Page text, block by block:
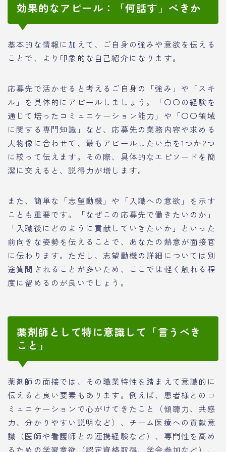
効果的なアピール：「何話す」べきか
基本的な情報に加えて、ご自身の強みや意欲を伝える
ことで、より印象的な自己紹介になります。
応募先で活かせると考えるご自身の「強み」や「スキ
ル」を具体的にアピールしましょう。「〇〇の経験を
通じて培ったコミュニケーション能力」や「〇〇領域
に関する専門知識」など、応募先の業務内容や求める
人物像に合わせて、最もアピールしたい点を1つか2つ
に絞って伝えます。その際、具体的なエピソードを簡
潔に交えると、説得力が増します。
また、簡単な「志望動機」や「入職への意欲」を示す
ことも重要です。「なぜこの応募先で働きたいのか」
「入職後にどのように貢献していきたいか」といった
前向きな姿勢を伝えることで、あなたの熱意が面接官
に伝わります。ただし、志望動機の詳細については別
途質問されることが多いため、ここでは軽く触れる程
度に留めるのが良いでしょう。
薬剤師として特に意識して「言うべき
こと」
薬剤師の面接では、その職業特性を踏まえて意識的に
伝えると良い要素もあります。例えば、患者様とのコ
ミュニケーションで心がけてきたこと（傾聴力、共感
力、分かりやすい説明など）、チーム医療への貢献意
識（医師や看護師との連携経験など）、専門性を高め
るための学習意欲（認定資格取得、学会参加など）、